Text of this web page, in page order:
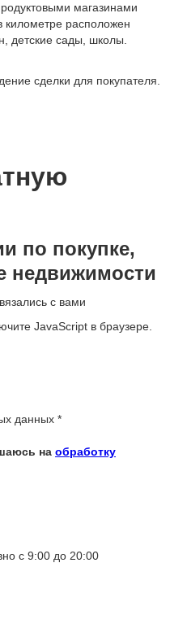
магазинами
километре расположен
детские сады, школы.
сделки для покупателя.
по покупке,
недвижимости
с вами
JavaScript в браузере.
данных *
на обработку
с 9:00 до 20:00